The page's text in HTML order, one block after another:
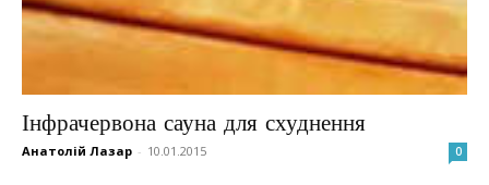
Інфрачервона сауна для схуднення
Анатолій Лазар - 10.01.2015 0